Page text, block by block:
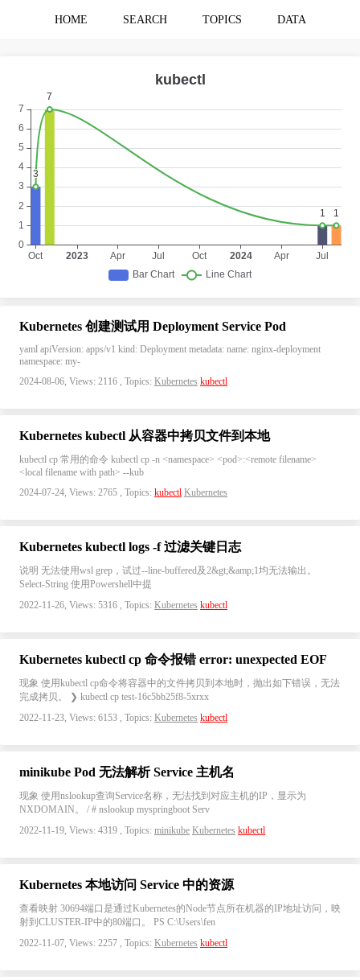
HOME SEARCH TOPICS DATA
Kubernetes 创建测试用 Deployment Service Pod
yaml apiVersion: apps/v1 kind: Deployment metadata: name: nginx-deployment
namespace: my-
2024-08-06, Views: 2116 , Topics: Kubernetes kubectl
Kubernetes kubectl 从容器中拷贝文件到本地
kubectl cp 常用的命令 kubectl cp -n <namespace> <pod>:<remote filename>
<local filename with path> --kub
2024-07-24, Views: 2765 , Topics: kubectl Kubernetes
Kubernetes kubectl logs -f 过滤关键日志
说明 无法使用wsl grep，试过--line-buffered及2&gt;&amp;1均无法输出。
Select-String 使用Powershell中提
2022-11-26, Views: 5316 , Topics: Kubernetes kubectl
Kubernetes kubectl cp 命令报错 error: unexpected EOF
现象 使用kubectl cp命令将容器中的文件拷贝到本地时，抛出如下错误，无法
完成拷贝。 ❯ kubectl cp test-16c5bb25f8-5xrxx
2022-11-23, Views: 6153 , Topics: Kubernetes kubectl
minikube Pod 无法解析 Service 主机名
现象 使用nslookup查询Service名称，无法找到对应主机的IP，显示为
NXDOMAIN。 / # nslookup myspringboot Serv
2022-11-19, Views: 4319 , Topics: minikube Kubernetes kubectl
Kubernetes 本地访问 Service 中的资源
查看映射 30694端口是通过Kubernetes的Node节点所在机器的IP地址访问，映
射到CLUSTER-IP中的80端口。 PS C:\Users\fen
2022-11-07, Views: 2257 , Topics: Kubernetes kubectl